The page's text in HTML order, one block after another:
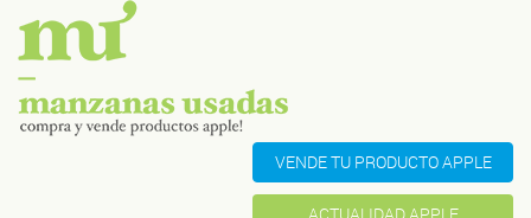
VENDE TU PRODUCTO APPLE